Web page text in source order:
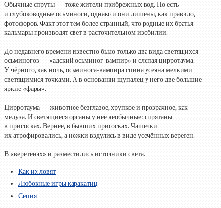
Обычные спруты — тоже жители прибрежных вод. Но есть
и глубоководные осьминоги, однако и они лишены, как правило,
фотофоров. Факт этот тем более странный, что родные их братья
кальмары производят свет в расточительном изобилии.
До недавнего времени известно было только два вида светящихся
осьминогов — «адский осьминог-вампир» и слепая цирротаума.
У чёрного, как ночь, осьминога-вампира спина усеяна мелкими
светящимися точками. А в основании щупалец у него две большие
яркие «фары».
Цирротаума — животное безглазое, хрупкое и прозрачное, как
медуза. И светящиеся органы у неё необычные: спрятаны
в присосках. Вернее, в бывших присосках. Чашечки
их атрофировались, а ножки вздулись в виде усечённых веретен.
В «веретенах» и разместились источники света.
Как их ловят
Любовные игры каракатиц
Сепия